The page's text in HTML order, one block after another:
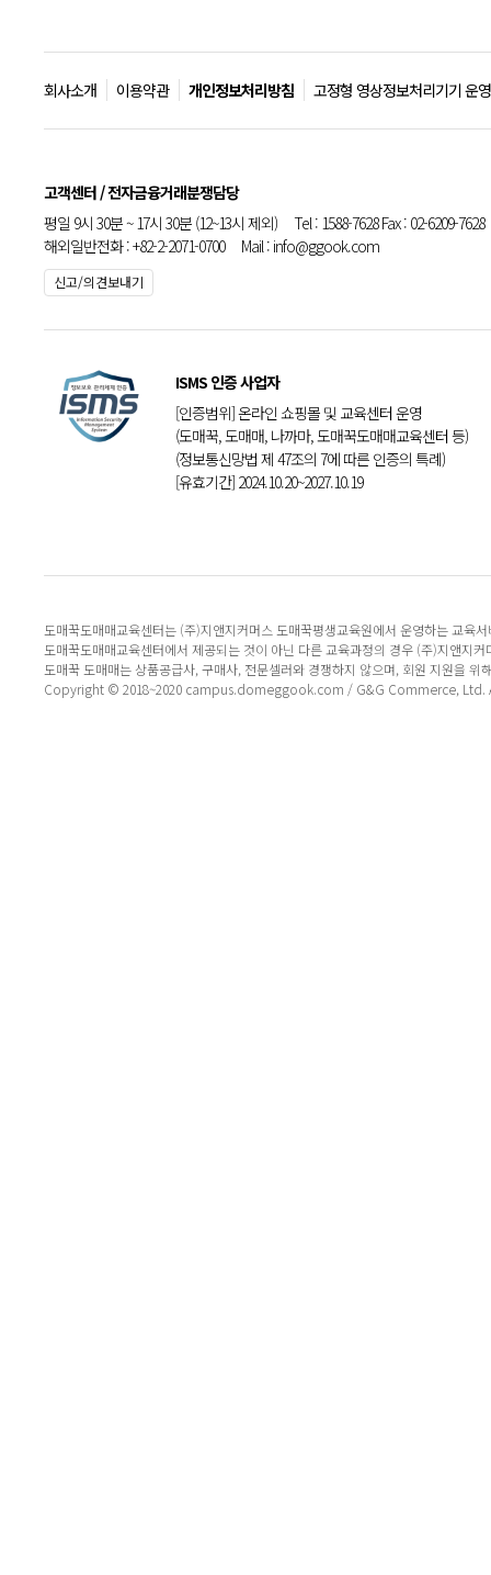
회사소개 이용약관 개인정보처리방침 고정형 영상정보처리기기 운
고객센터 / 전자금융거래분쟁담당
평일 9시 30분 ~ 17시 30분 (12~13시 제외) Tel : 1588-7628 Fax : 02-6209-7628
해외일반전화 : +82-2-2071-0700 Mail : info@ggook.com
신고/의견보내기
ISMS 인증 사업자
[인증범위] 온라인 쇼핑몰 및 교육센터 운영
(도매꾹, 도매매, 나까마, 도매꾹도매매교육센터 등)
(정보통신망법 제 47조의 7에 따른 인증의 특례)
[유효기간] 2024.10.20~2027.10.19
도매꾹도매매교육센터는 (주)지앤지커머스 도매꾹평생교육원에서 운영하는 교육
도매꾹도매매교육센터에서 제공되는 것이 아닌 다른 교육과정의 경우 (주)지앤지
도매꾹 도매매는 상품공급사, 구매사, 전문셀러와 경쟁하지 않으며, 회원 지원을 위
Copyright © 2018~2020 campus.domeggook.com / G&G Commerce, Ltd.